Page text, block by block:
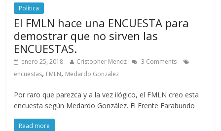
Política
El FMLN hace una ENCUESTA para
demostrar que no sirven las
ENCUESTAS.
enero 25, 2018 Cristopher Mendz
3 Comments
encuestas, FMLN, Medardo Gonzalez
Por raro que parezca y a la vez ilógico, el FMLN creo esta
encuesta según Medardo González. El Frente Farabundo
Read more